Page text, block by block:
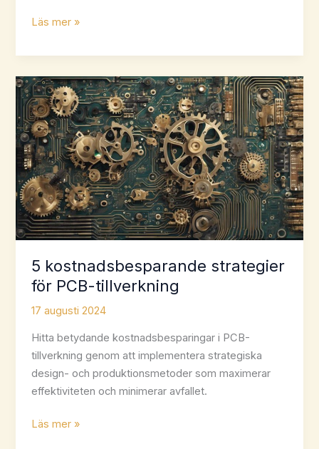
Vilka
tillverkningskostnaderna
för
HDI-
kort?
Läs mer »
5 kostnadsbesparande strategier
för PCB-tillverkning
17 augusti 2024
Hitta betydande kostnadsbesparingar i PCB-
tillverkning genom att implementera strategiska
design- och produktionsmetoder som maximerar
effektiviteten och minimerar avfallet.
5Läs mer »